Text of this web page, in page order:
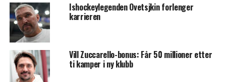
Ishockeylegenden Ovetsjkin forlenger
karrieren
Vill Zuccarello-bonus: Får 50 millioner etter
ti kamper i ny klubb